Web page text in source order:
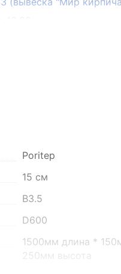
село Преображенка,
Poritep
15 см
B3.5
D600
1500мм длина *
250мм высота